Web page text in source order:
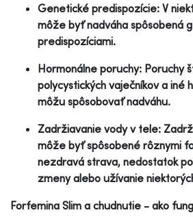
Genetické predispozície: V
môže byť nadváha spôsobená
predispozíciami.
Hormonálne poruchy: Poruchy
polycystických vaječníkov a iné
môžu spôsobovať nadváhu.
Zadržiavanie vody v tele:
môže byť spôsobené rôznymi
nezdravá strava, nedostatok
zmeny alebo užívanie
Forfemina Slim a chudnutie - ako